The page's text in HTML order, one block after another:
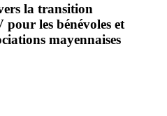
la transition
les bénévoles et
mayennaises